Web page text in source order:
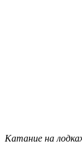
Катание на